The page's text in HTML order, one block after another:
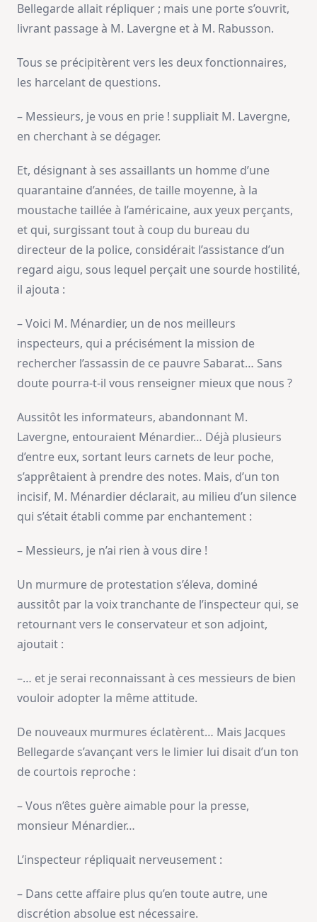
Bellegarde allait répliquer ; mais une porte s’ouvrit,
livrant passage à M. Lavergne et à M. Rabusson.
Tous se précipitèrent vers les deux fonctionnaires,
les harcelant de questions.
– Messieurs, je vous en prie ! suppliait M. Lavergne,
en cherchant à se dégager.
Et, désignant à ses assaillants un homme d’une
quarantaine d’années, de taille moyenne, à la
moustache taillée à l’américaine, aux yeux perçants,
et qui, surgissant tout à coup du bureau du
directeur de la police, considérait l’assistance d’un
regard aigu, sous lequel perçait une sourde hostilité,
il ajouta :
– Voici M. Ménardier, un de nos meilleurs
inspecteurs, qui a précisément la mission de
rechercher l’assassin de ce pauvre Sabarat… Sans
doute pourra-t-il vous renseigner mieux que nous ?
Aussitôt les informateurs, abandonnant M.
Lavergne, entouraient Ménardier… Déjà plusieurs
d’entre eux, sortant leurs carnets de leur poche,
s’apprêtaient à prendre des notes. Mais, d’un ton
incisif, M. Ménardier déclarait, au milieu d’un silence
qui s’était établi comme par enchantement :
– Messieurs, je n’ai rien à vous dire !
Un murmure de protestation s’éleva, dominé
aussitôt par la voix tranchante de l’inspecteur qui, se
retournant vers le conservateur et son adjoint,
ajoutait :
–… et je serai reconnaissant à ces messieurs de bien
vouloir adopter la même attitude.
De nouveaux murmures éclatèrent… Mais Jacques
Bellegarde s’avançant vers le limier lui disait d’un ton
de courtois reproche :
– Vous n’êtes guère aimable pour la presse,
monsieur Ménardier…
L’inspecteur répliquait nerveusement :
– Dans cette affaire plus qu’en toute autre, une
discrétion absolue est nécessaire.